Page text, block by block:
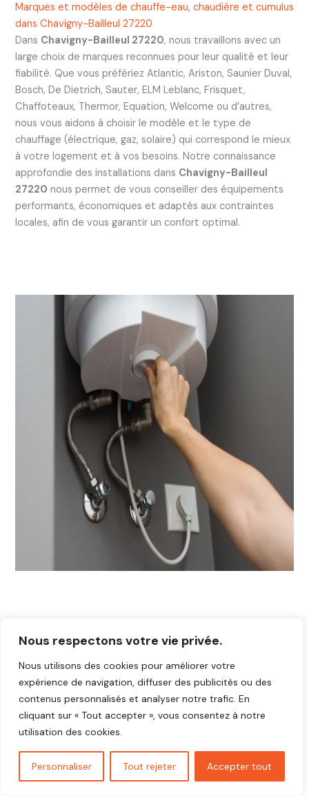
Nous respectons votre vie privée.
Nous utilisons des cookies pour améliorer votre
expérience de navigation, diffuser des publicités ou des
contenus personnalisés et analyser notre trafic. En
cliquant sur « Tout accepter », vous consentez à notre
utilisation des cookies.
Personnaliser Tout rejeter Accepter tout
Marques et modèles de chauffe-eau, chaudière et cumulus
dans Chavigny-Bailleul 27220
Dans Chavigny-Bailleul 27220, nous travaillons avec un
large choix de marques reconnues pour leur qualité et leur
fiabilité. Que vous préfériez Atlantic, Ariston, Saunier Duval,
Bosch, De Dietrich, Sauter, ELM Leblanc, Frisquet,
Chaffoteaux, Thermor, Equation, Welcome ou d’autres,
nous vous aidons à choisir le modèle et le type de
chauffage (électrique, gaz, solaire) qui correspond le mieux
à votre logement et à vos besoins. Notre connaissance
approfondie des installations dans Chavigny-Bailleul
27220 nous permet de vous conseiller des équipements
performants, économiques et adaptés aux contraintes
locales, afin de vous garantir un confort optimal.